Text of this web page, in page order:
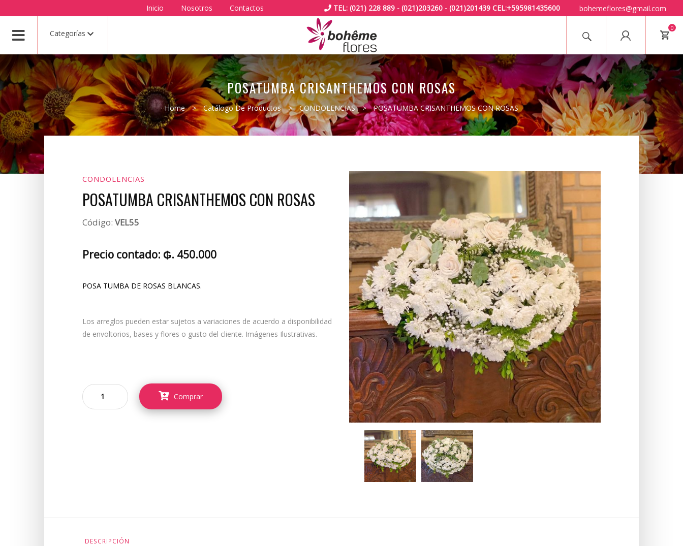
Inicio Nosotros Contactos TEL: (021) 228 889 - (021)203260 - (021)201439 CEL:+595981435600 bohemeflores@gmail.com
Categorías
0
POSATUMBA CRISANTHEMOS CON ROSAS
Home > Catálogo De Productos > CONDOLENCIAS > POSATUMBA CRISANTHEMOS CON ROSAS
CONDOLENCIAS
POSATUMBA CRISANTHEMOS CON ROSAS
Código: VEL55
Precio contado: ₲. 450.000
POSA TUMBA DE ROSAS BLANCAS.
Los arreglos pueden estar sujetos a variaciones de acuerdo a disponibilidad
de envoltorios, bases y flores o gusto del cliente. Imágenes Ilustrativas.
Comprar
DESCRIPCIÓN